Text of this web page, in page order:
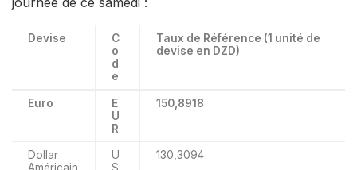
Devise
C
o
d
e
Taux de Référence (1 unité de
devise en DZD)
Euro
E
U
R
150,8918
Dollar
Américain
U
S
130,3094